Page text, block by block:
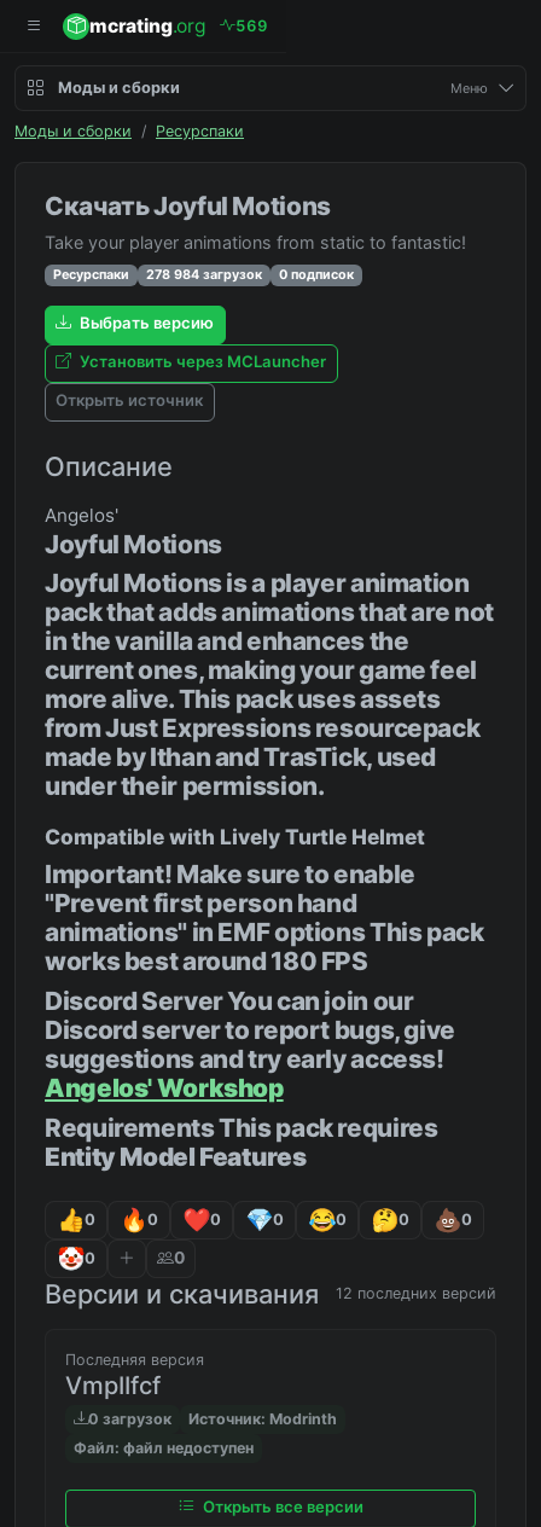
mcrating.org 569
Моды и сборки Меню
Моды и сборки / Ресурспаки
Скачать Joyful Motions
Take your player animations from static to fantastic!
Ресурспаки 278 984 загрузок 0 подписок
Выбрать версию
Установить через MCLauncher
Открыть источник
Описание
Angelos'
Joyful Motions
Joyful Motions is a player animation
pack that adds animations that are not
in the vanilla and enhances the
current ones, making your game feel
more alive. This pack uses assets
from Just Expressions resourcepack
made by Ithan and TrasTick, used
under their permission.
Compatible with Lively Turtle Helmet
Important! Make sure to enable
"Prevent first person hand
animations" in EMF options This pack
works best around 180 FPS
Discord Server You can join our
Discord server to report bugs, give
suggestions and try early access!
Angelos' Workshop
Requirements This pack requires
Entity Model Features
0 0 0 0 0 0 0
0 0
Версии и скачивания 12 последних версий
Последняя версия
VmpIIfcf
0 загрузок
Источник: Modrinth
Файл: файл недоступен
Открыть все версии